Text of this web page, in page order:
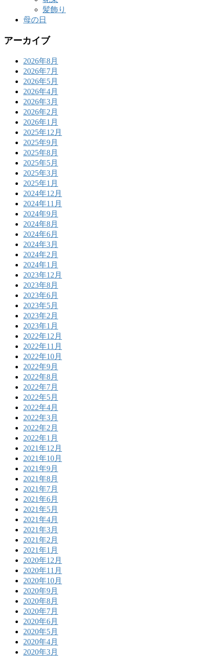
髪飾り
母の日
アーカイブ
2026年8月
2026年7月
2026年5月
2026年4月
2026年3月
2026年2月
2026年1月
2025年12月
2025年9月
2025年8月
2025年5月
2025年3月
2025年1月
2024年12月
2024年11月
2024年9月
2024年8月
2024年6月
2024年3月
2024年2月
2024年1月
2023年12月
2023年8月
2023年6月
2023年5月
2023年2月
2023年1月
2022年12月
2022年11月
2022年10月
2022年9月
2022年8月
2022年7月
2022年5月
2022年4月
2022年3月
2022年2月
2022年1月
2021年12月
2021年10月
2021年9月
2021年8月
2021年7月
2021年6月
2021年5月
2021年4月
2021年3月
2021年2月
2021年1月
2020年12月
2020年11月
2020年10月
2020年9月
2020年8月
2020年7月
2020年6月
2020年5月
2020年4月
2020年3月